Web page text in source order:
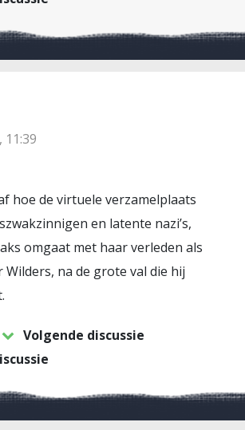
11:39
hoe de virtuele verzamelplaats
en latente nazi’s,
omgaat met haar verleden als
na de grote val die hij
Volgende discussie